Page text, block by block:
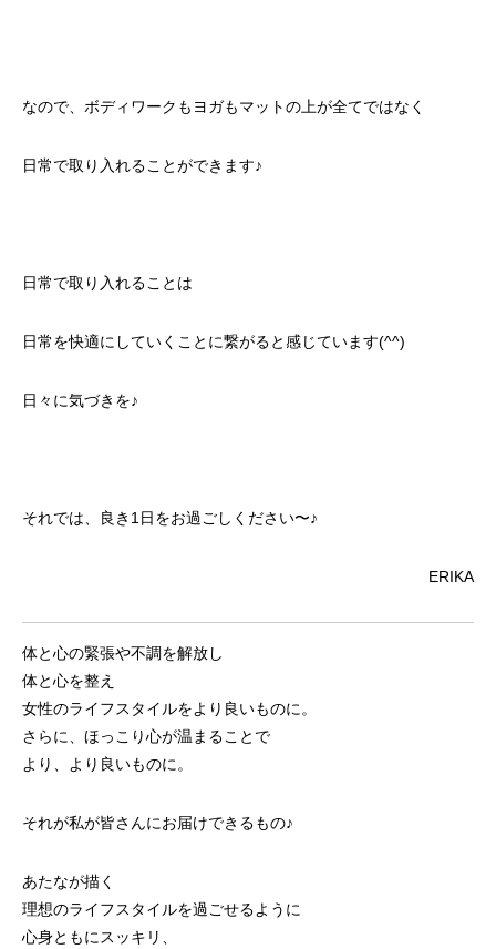
なので、ボディワークもヨガもマットの上が全てではなく
日常で取り入れることができます♪
日常で取り入れることは
日常を快適にしていくことに繋がると感じています(^^)
日々に気づきを♪
それでは、良き1日をお過ごしください〜♪
ERIKA
体と心の緊張や不調を解放し
体と心を整え
女性のライフスタイルをより良いものに。
さらに、ほっこり心が温まることで
より、より良いものに。
それが私が皆さんにお届けできるもの♪
あたなが描く
理想のライフスタイルを過ごせるように
心身ともにスッキリ、